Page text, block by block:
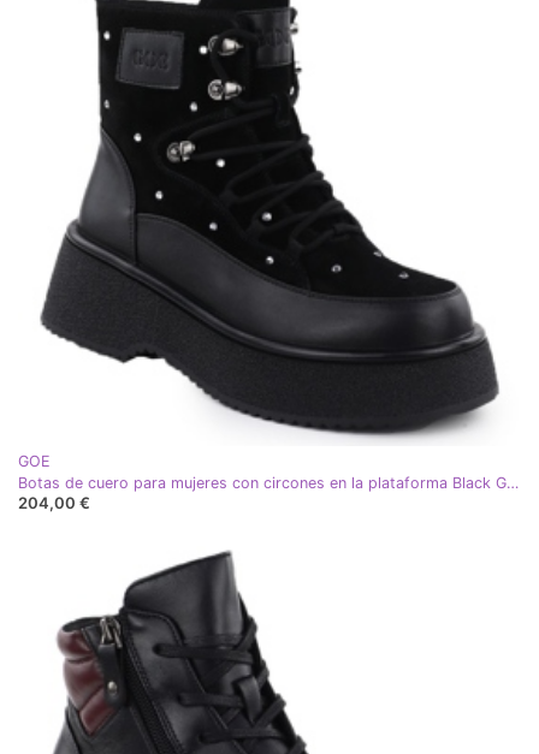
GOE
Botas de cuero para mujeres con circones en la plataforma Black Goe SS2N4140
204,00 €